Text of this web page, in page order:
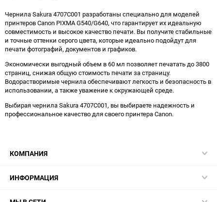
Чернила Sakura 4707C001 разработаны специально для моделей
принтеров Canon PIXMA G540/G640, что гарантирует их идеальную
совместимость и высокое качество печати. Вы получите стабильные
и точные оттенки серого цвета, которые идеально подойдут для
печати фотографий, документов и графиков.
Экономически выгодный объем в 60 мл позволяет печатать до 3800
страниц, снижая общую стоимость печати за страницу.
Водорастворимые чернила обеспечивают легкость и безопасность в
использовании, а также уважение к окружающей среде.
Выбирая чернила Sakura 4707C001, вы выбираете надежность и
профессиональное качество для своего принтера Canon.
КОМПАНИЯ
ИНФОРМАЦИЯ